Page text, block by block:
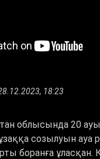
18:23
облысында 20
созылуын ауа
боранға ұласқан.